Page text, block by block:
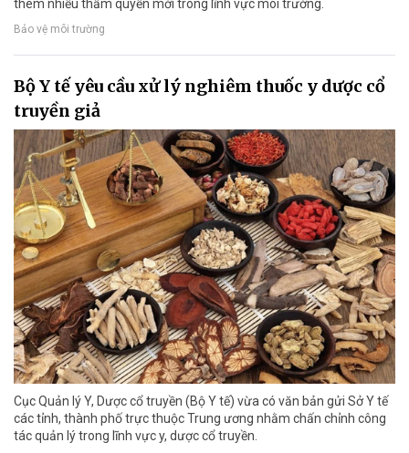
thêm nhiều thẩm quyền mới trong lĩnh vực môi trường.
Bảo vệ môi trường
Bộ Y tế yêu cầu xử lý nghiêm thuốc y dược cổ
truyền giả
Cục Quản lý Y, Dược cổ truyền (Bộ Y tế) vừa có văn bản gửi Sở Y tế
các tỉnh, thành phố trực thuộc Trung ương nhằm chấn chỉnh công
tác quản lý trong lĩnh vực y, dược cổ truyền.